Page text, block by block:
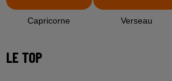
Capricorne Verseau
LE TOP